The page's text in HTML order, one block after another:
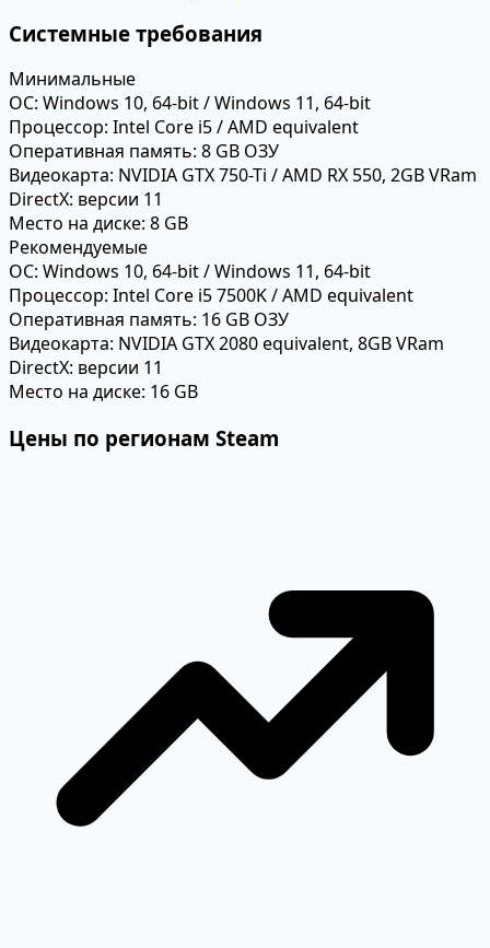
Системные требования
Минимальные
ОС: Windows 10, 64-bit / Windows 11, 64-bit
Процессор: Intel Core i5 / AMD equivalent
Оперативная память: 8 GB ОЗУ
Видеокарта: NVIDIA GTX 750-Ti / AMD RX 550, 2GB VRam
DirectX: версии 11
Место на диске: 8 GB
Рекомендуемые
ОС: Windows 10, 64-bit / Windows 11, 64-bit
Процессор: Intel Core i5 7500K / AMD equivalent
Оперативная память: 16 GB ОЗУ
Видеокарта: NVIDIA GTX 2080 equivalent, 8GB VRam
DirectX: версии 11
Место на диске: 16 GB
Цены по регионам Steam